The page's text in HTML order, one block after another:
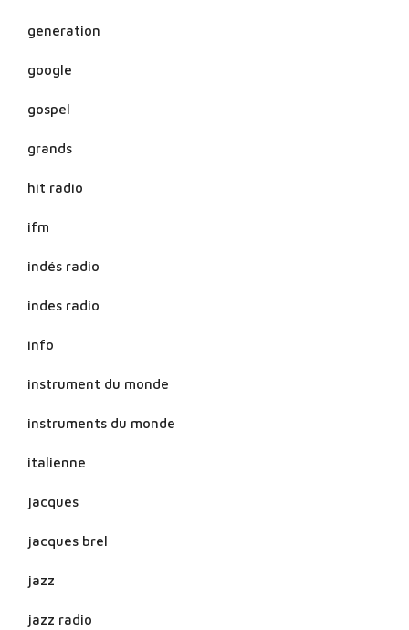
generation
google
gospel
grands
hit radio
ifm
indés radio
indes radio
info
instrument du monde
instruments du monde
italienne
jacques
jacques brel
jazz
jazz radio